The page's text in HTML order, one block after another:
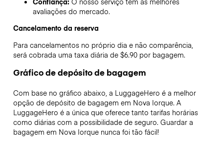
avaliações do mercado.
Cancelamento da reserva
Para cancelamentos no próprio dia e não comparência,
será cobrada uma taxa diária de $6.90 por bagagem.
Gráfico de depósito de bagagem
Com base no gráfico abaixo, a LuggageHero é a melhor
opção de depósito de bagagem em Nova Iorque. A
LuggageHero é a única que oferece tanto tarifas horárias
como diárias com a possibilidade de seguro. Guardar a
bagagem em Nova Iorquenunca foi tão fácil!